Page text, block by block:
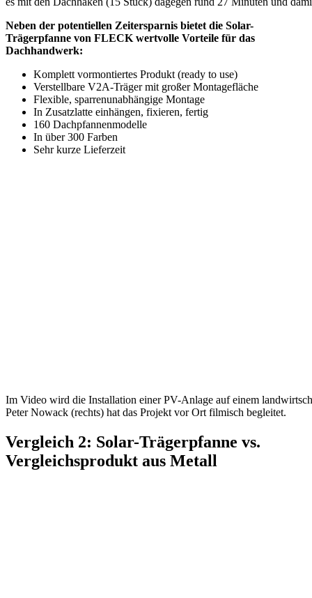
Neben der potentiellen Zeitersparnis bietet die Solar-
Trägerpfanne von FLECK wertvolle Vorteile für das
Dachhandwerk:
Komplett vormontiertes Produkt (ready to use)
Verstellbare V2A-Träger mit großer Montagefläche
Flexible, sparrenunabhängige Montage
In Zusatzlatte einhängen, fixieren, fertig
160 Dachpfannenmodelle
In über 300 Farben
Sehr kurze Lieferzeit
Im Video wird die Installation einer PV-Anlage auf einem
Peter Nowack (rechts) hat das Projekt vor Ort filmisch begleitet.
Vergleich 2: Solar-Trägerpfanne vs.
Vergleichsprodukt aus Metall